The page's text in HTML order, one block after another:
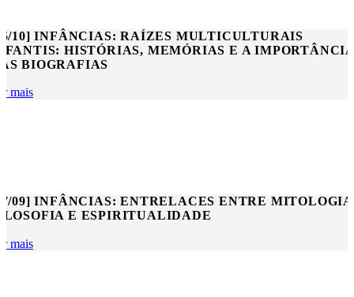
10] INFÂNCIAS: RAÍZES MULTICULTURAIS
HISTÓRIAS, MEMÓRIAS E A IMPORTÂNCIA
BIOGRAFIAS
mais
09] INFÂNCIAS: ENTRELACES ENTRE
E ESPIRITUALIDADE
mais